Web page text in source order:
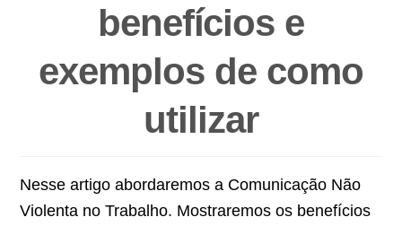
benefícios e
exemplos de como
utilizar
Nesse artigo abordaremos a Comunicação Não
Violenta no Trabalho. Mostraremos os benefícios